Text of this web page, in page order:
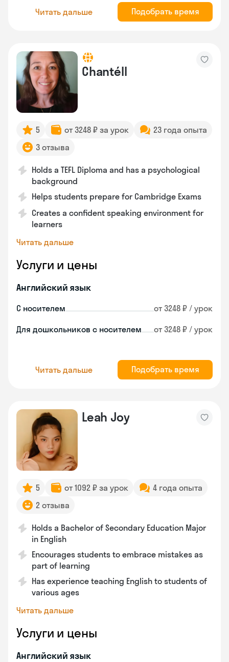
Читать дальше Подобрать время
Chantéll
5 от 3248 ₽ за урок
23 года опыта
3 отзыва
Holds a TEFL Diploma and has a psychological
background
Helps students prepare for Cambridge Exams
Creates a confident speaking environment for
learners
Читать дальше
Услуги и цены
Английский язык
С носителем от 3248 ₽ / урок
Для дошкольников с носителем от 3248 ₽ / урок
Читать дальше Подобрать время
Leah Joy
5 от 1092 ₽ за урок
4 года опыта
2 отзыва
Holds a Bachelor of Secondary Education Major
in English
Encourages students to embrace mistakes as
part of learning
Has experience teaching English to students of
various ages
Читать дальше
Услуги и цены
Английский язык